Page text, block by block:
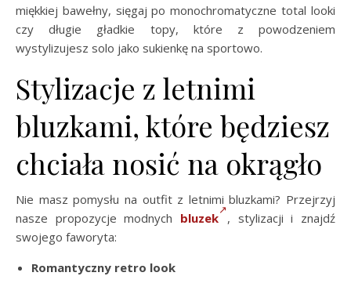
miękkiej bawełny, sięgaj po monochromatyczne total looki
czy długie gładkie topy, które z powodzeniem
wystylizujesz solo jako sukienkę na sportowo.
Stylizacje z letnimi
bluzkami, które będziesz
chciała nosić na okrągło
Nie masz pomysłu na outfit z letnimi bluzkami? Przejrzyj
nasze propozycje modnych bluzek , stylizacji i znajdź
swojego faworyta:
Romantyczny retro look